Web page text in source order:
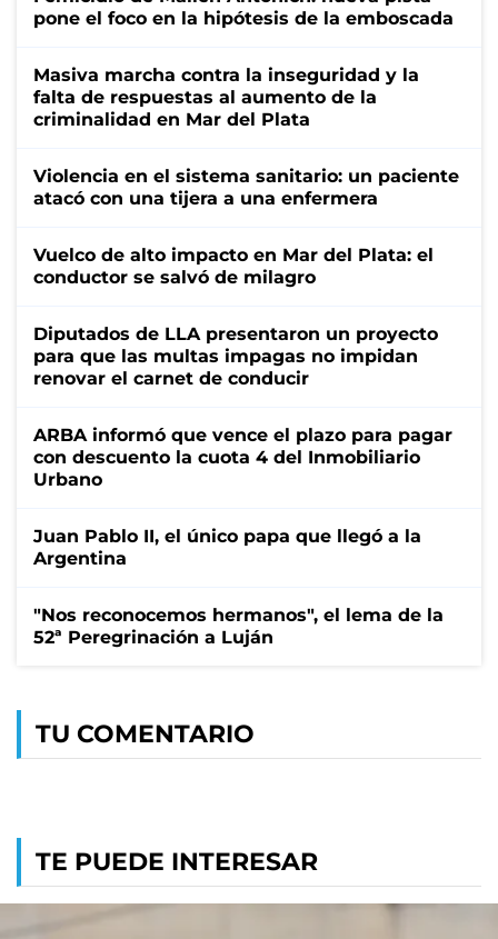
pone el foco en la hipótesis de la emboscada
Masiva marcha contra la inseguridad y la
falta de respuestas al aumento de la
criminalidad en Mar del Plata
Violencia en el sistema sanitario: un paciente
atacó con una tijera a una enfermera
Vuelco de alto impacto en Mar del Plata: el
conductor se salvó de milagro
Diputados de LLA presentaron un proyecto
para que las multas impagas no impidan
renovar el carnet de conducir
ARBA informó que vence el plazo para pagar
con descuento la cuota 4 del Inmobiliario
Urbano
Juan Pablo II, el único papa que llegó a la
Argentina
"Nos reconocemos hermanos", el lema de la
52ª Peregrinación a Luján
TU COMENTARIO
TE PUEDE INTERESAR